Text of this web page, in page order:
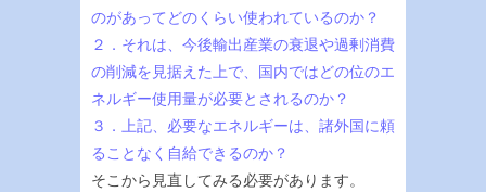
のがあってどのくらい使われているのか？
２．それは、今後輸出産業の衰退や過剰消費
の削減を見据えた上で、国内ではどの位のエ
ネルギー使用量が必要とされるのか？
３．上記、必要なエネルギーは、諸外国に頼
ることなく自給できるのか？
そこから見直してみる必要があります。